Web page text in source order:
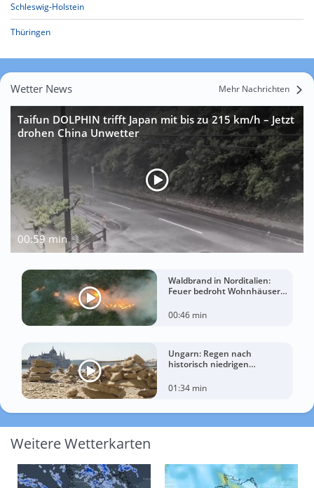
Schleswig-Holstein
Thüringen
Wetter News Mehr Nachrichten
Taifun DOLPHIN trifft Japan mit bis zu 215 km/h – Jetzt
drohen China Unwetter
00:59 min
Waldbrand in Norditalien:
Feuer bedroht Wohnhäuser
00:46 min
Ungarn: Regen nach
historisch niedrigen
01:34 min
Weitere Wetterkarten